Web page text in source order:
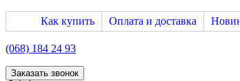
Как купить Оплата и доставка
(068) 184 24 93
Заказать звонок